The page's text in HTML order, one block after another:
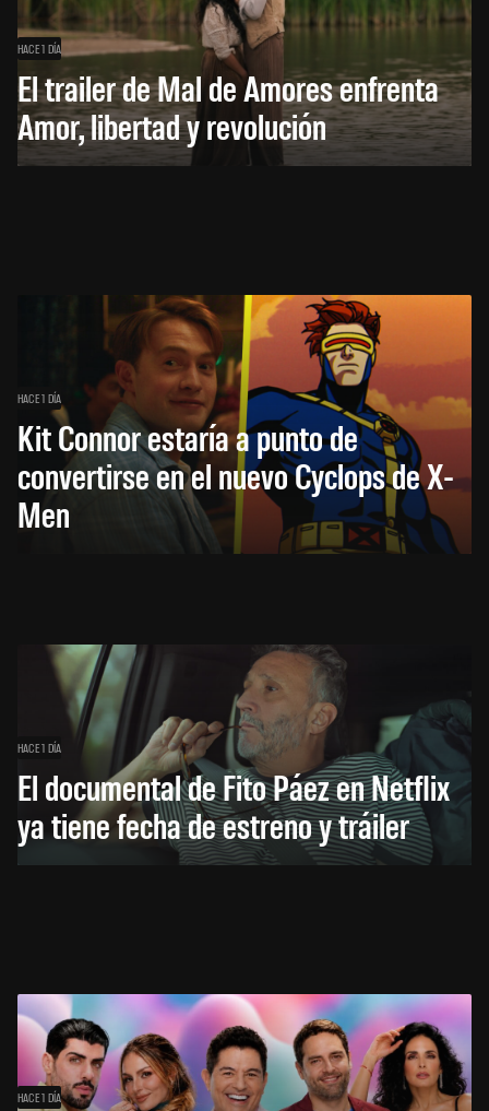
HACE 1 DÍA
El trailer de Mal de Amores enfrenta
Amor, libertad y revolución
HACE 1 DÍA
Kit Connor estaría a punto de
convertirse en el nuevo Cyclops de X-
Men
HACE 1 DÍA
El documental de Fito Páez en Netflix
ya tiene fecha de estreno y tráiler
HACE 1 DÍA